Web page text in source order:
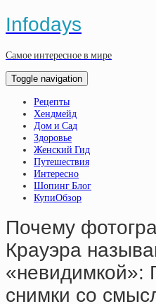
Infodays
Самое интересное в мире
Toggle navigation
Рецепты
Хендмейд
Дом и Сад
Здоровье
Женский Гид
Путешествия
Интересно
Шопинг Блог
КупиОбзор
Почему
Крауэра
«невидимкой»:
снимки со